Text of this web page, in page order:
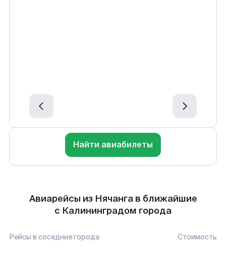
Найти авиабилеты
Авиарейсы из Нячанга в ближайшие
с Калининградом города
Рейсы в соседние города Стоимость